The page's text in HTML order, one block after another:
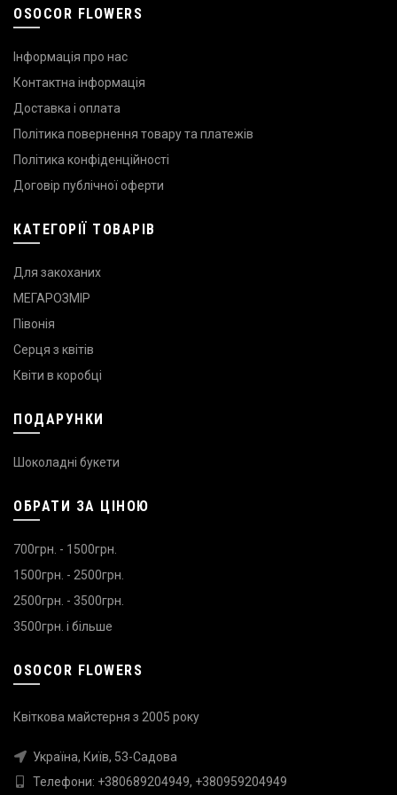
OSOCOR FLOWERS
Інформація про нас
Контактна інформація
Доставка і оплата
Політика повернення товару та платежів
Політика конфіденційності
Договір публічної оферти
КАТЕГОРІЇ ТОВАРІВ
Для закоханих
МЕГАРОЗМІР
Півонія
Серця з квітів
Квіти в коробці
ПОДАРУНКИ
Шоколадні букети
ОБРАТИ ЗА ЦІНОЮ
700грн. - 1500грн.
1500грн. - 2500грн.
2500грн. - 3500грн.
3500грн. і більше
OSOCOR FLOWERS
Квіткова майстерня з 2005 року
Україна, Київ, 53-Садова
Телефони: +380689204949, +380959204949